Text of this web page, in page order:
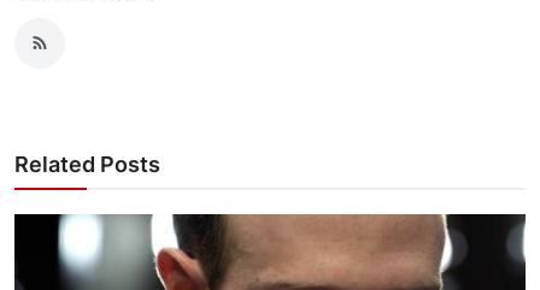
Related Posts